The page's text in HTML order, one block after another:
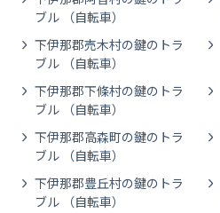
ブル （自転車）
下伊那郡売木村の鍵のトラ
ブル （自転車）
下伊那郡下條村の鍵のトラ
ブル （自転車）
下伊那郡高森町の鍵のトラ
ブル （自転車）
下伊那郡豊丘村の鍵のトラ
ブル （自転車）